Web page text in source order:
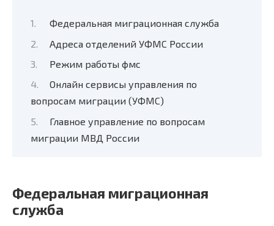
Федеральная миграционная служба
Адреса отделений УФМС России
Режим работы фмс
Онлайн сервисы управления по
вопросам миграции (УФМС)
Главное управление по вопросам
миграции МВД России
Федеральная миграционная
служба